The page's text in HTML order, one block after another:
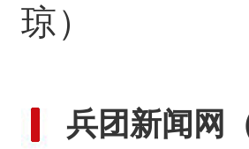
琼）
兵团新闻网